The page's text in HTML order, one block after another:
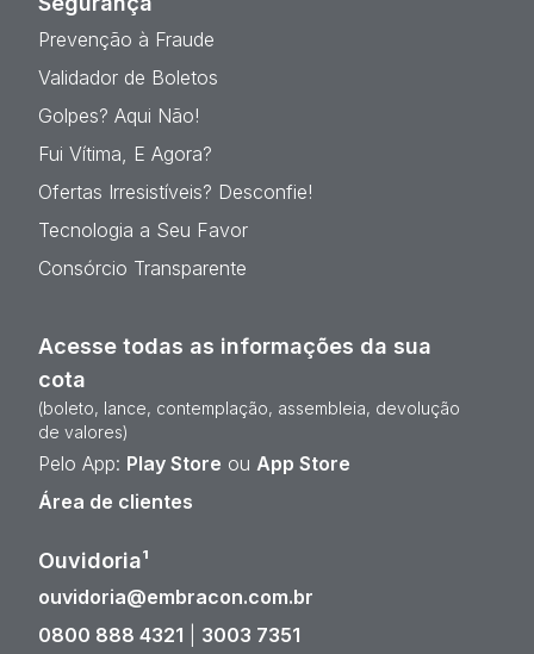
Prevenção à Fraude
Validador de Boletos
Golpes? Aqui Não!
Fui Vítima, E Agora?
Ofertas Irresistíveis? Desconfie!
Tecnologia a Seu Favor
Consórcio Transparente
Acesse todas as informações da sua
cota
(boleto, lance, contemplação, assembleia, devolução
de valores)
Pelo App: Play Store ou App Store
Área de clientes
Ouvidoria¹
ouvidoria@embracon.com.br
0800 888 4321
3003 7351